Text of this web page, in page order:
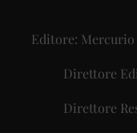
Editore: Mercurio
Direttore
Direttore